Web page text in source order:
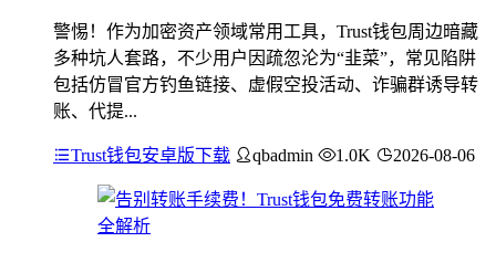
警惕！作为加密资产领域常用工具，Trust钱包周边暗藏
多种坑人套路，不少用户因疏忽沦为“韭菜”，常见陷阱
包括仿冒官方钓鱼链接、虚假空投活动、诈骗群诱导转
账、代提...
Trust钱包安卓版下载 qbadmin 1.0K 2026-08-06